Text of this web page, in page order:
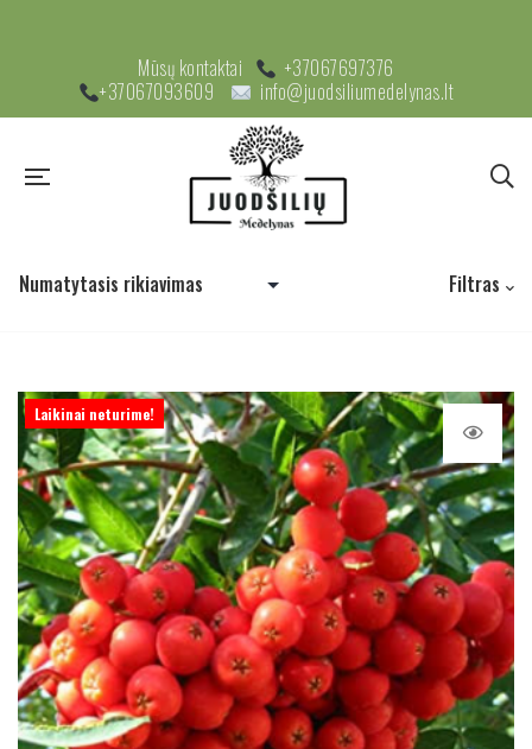
Mūsų kontaktai
+37067697376
+37067093609
info@juodsiliumedelynas.lt
Filtras
Laikinai neturime!